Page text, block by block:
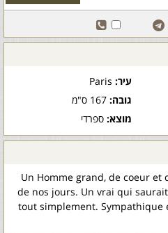
עיר:Paris
גובה:167 ס"מ
מוצא:ספרדי
Un Homme grand, de coeur
de nos jours. Un vrai qui
tout simplement.